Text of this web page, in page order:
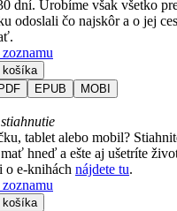
dní. Urobíme však všetko
odoslali čo najskôr a o jej
košíka
PDF EPUB MOBI
tablet alebo mobil?
hneď a ešte aj ušetríte
o e-knihách nájdete tu.
košíka